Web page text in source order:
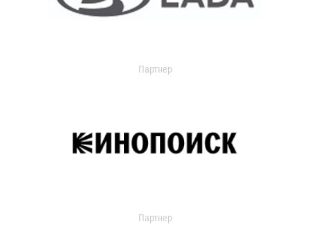
Партнер
Партнер